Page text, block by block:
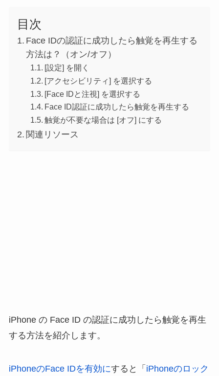
目次
Face IDの認証に成功したら触覚を再生する
方法は？（オン/オフ）
[設定] を開く
[アクセシビリティ] を選択する
[Face IDと注視] を選択する
Face ID認証に成功したら触覚を再生する
触覚が不要な場合は [オフ] にする
関連リソース
iPhone の Face ID の認証に成功したら触覚を再生
する方法を紹介します。
iPhoneのFace IDを有効にすると「 iPhoneのロック